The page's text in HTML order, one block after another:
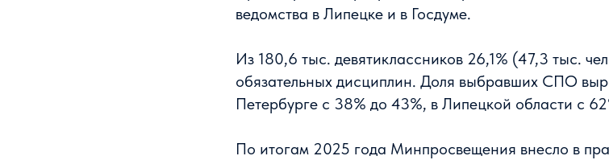
ведомства в Липецке и в Госдуме.
Из 180,6 тыс. девятиклассников 26,1% (47,3 тыс.
обязательных дисциплин. Доля выбравших СПО
Петербурге с 38% до 43%, в Липецкой области с
По итогам 2025 года Минпросвещения внесло в